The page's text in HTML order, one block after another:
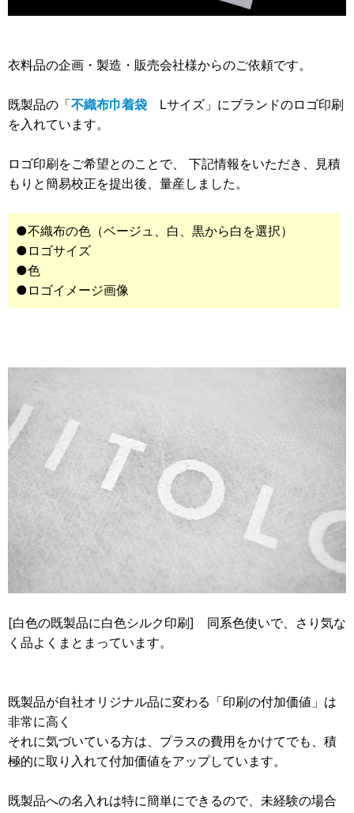
衣料品の企画・製造・販売会社様からのご依頼です。
既製品の「不織布巾着袋 Lサイズ」にブランドのロゴ印刷
を入れています。
ロゴ印刷をご希望とのことで、 下記情報をいただき、見積
もりと簡易校正を提出後、量産しました。
●不織布の色（ベージュ、白、黒から白を選択）
●ロゴサイズ
●色
●ロゴイメージ画像
[白色の既製品に白色シルク印刷] 同系色使いで、さり気な
く品よくまとまっています。
既製品が自社オリジナル品に変わる「印刷の付加価値」は
非常に高く
それに気づいている方は、プラスの費用をかけてでも、積
極的に取り入れて付加価値をアップしています。
既製品への名入れは特に簡単にできるので、未経験の場合